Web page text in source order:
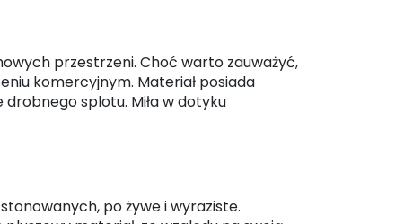
przestrzeni. Choć warto zauważyć,
komercyjnym. Materiał posiada
splotu. Miła w dotyku
po żywe i wyraziste.